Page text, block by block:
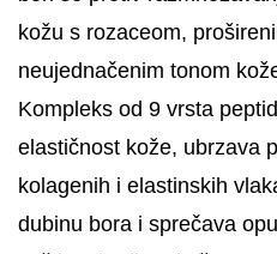
kožu s rozaceom,
neujednačenim tonom
Kompleks od 9 vrsta
elastičnost kože, ubrzava
kolagenih i elastinskih
dubinu bora i sprečava